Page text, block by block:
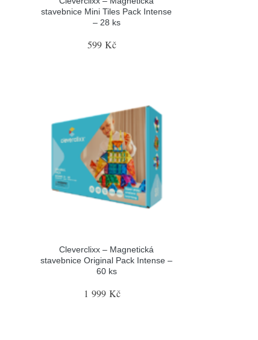
stavebnice Mini Tiles Pack Intense
– 28 ks
599 Kč
Cleverclixx – Magnetická
stavebnice Original Pack Intense –
60 ks
1 999 Kč